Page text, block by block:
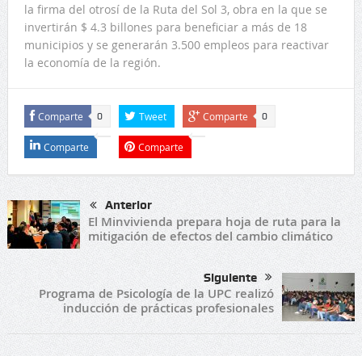
la firma del otrosí de la Ruta del Sol 3, obra en la que se
invertirán $ 4.3 billones para beneficiar a más de 18
municipios y se generarán 3.500 empleos para reactivar
la economía de la región.
Comparte 0 Tweet Comparte 0
Comparte Comparte
Anterior
El Minvivienda prepara hoja de ruta para la
mitigación de efectos del cambio climático
Siguiente
Programa de Psicología de la UPC realizó
inducción de prácticas profesionales